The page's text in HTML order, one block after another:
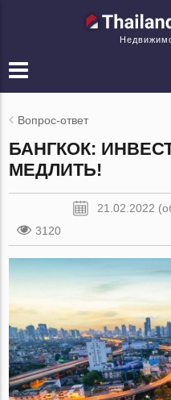
Вопрос-ответ
БАНГКОК:
МЕДЛИТЬ!
21.02.2022
3120